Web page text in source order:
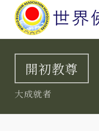
開初教尊
大成就者